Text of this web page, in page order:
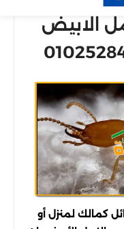
الابيض
كمالك لمنزل أو